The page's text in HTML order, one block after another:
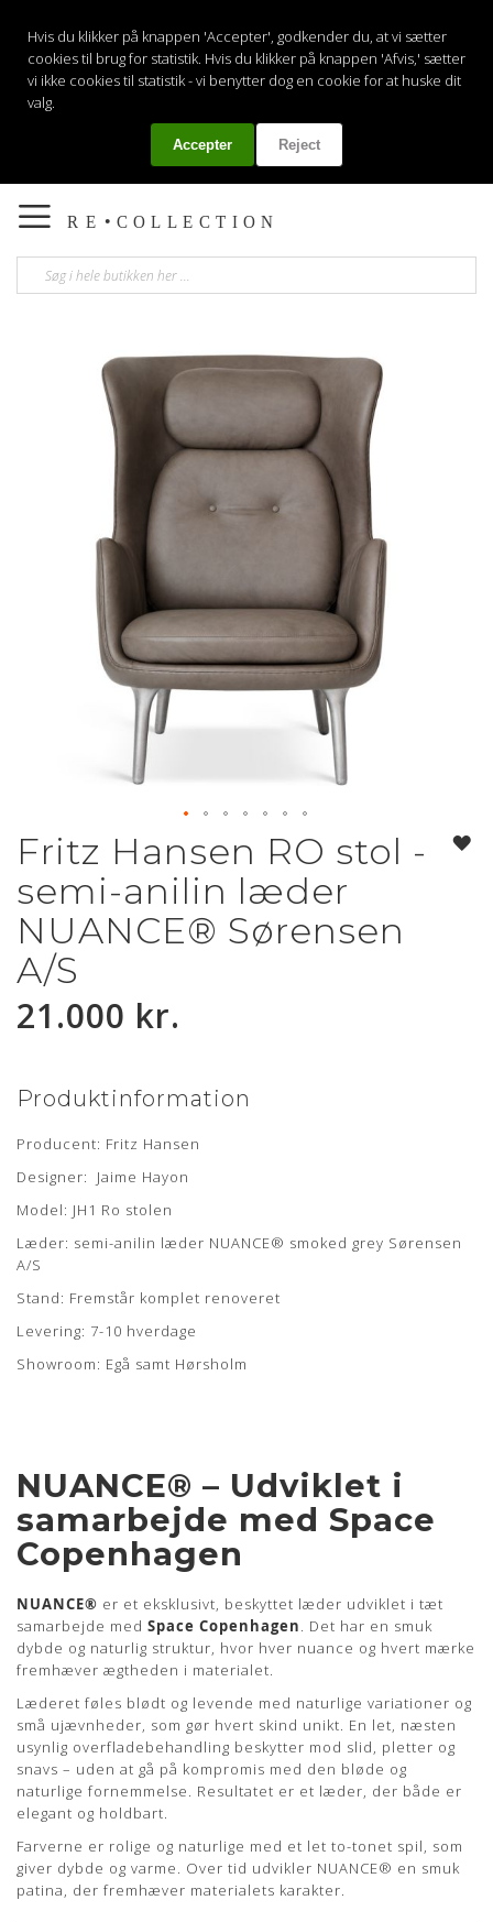
Hvis du klikker på knappen 'Accepter', godkender du, at vi sætter
cookies til brug for statistik. Hvis du klikker på knappen 'Afvis,' sætter
vi ikke cookies til statistik - vi benytter dog en cookie for at huske dit
valg.
Accepter Reject
billedgalleriet
Gå
til
starten
af
billedgalleriet
Fritz Hansen RO stol -
semi-anilin læder
NUANCE® Sørensen
A/S
21.000 kr.
Produktinformation
Producent: Fritz Hansen
Designer: Jaime Hayon
Model: JH1 Ro stolen
Læder: semi-anilin læder NUANCE® smoked grey Sørensen
A/S
Stand: Fremstår komplet renoveret
Levering: 7-10 hverdage
Showroom: Egå samt Hørsholm
NUANCE® – Udviklet i
samarbejde med Space
Copenhagen
NUANCE® er et eksklusivt, beskyttet læder udviklet i tæt
samarbejde med Space Copenhagen. Det har en smuk
dybde og naturlig struktur, hvor hver nuance og hvert mærke
fremhæver ægtheden i materialet.
Læderet føles blødt og levende med naturlige variationer og
små ujævnheder, som gør hvert skind unikt. En let, næsten
usynlig overfladebehandling beskytter mod slid, pletter og
snavs – uden at gå på kompromis med den bløde og
naturlige fornemmelse. Resultatet er et læder, der både er
elegant og holdbart.
Farverne er rolige og naturlige med et let to-tonet spil, som
giver dybde og varme. Over tid udvikler NUANCE® en smuk
patina, der fremhæver materialets karakter.